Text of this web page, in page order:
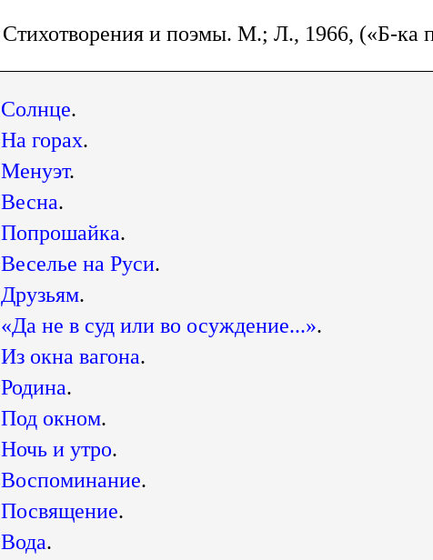
Стихотворения и поэмы. М.; Л., 1966, («Б-ка
Солнце.
На горах.
Менуэт.
Весна.
Попрошайка.
Веселье на Руси.
Друзьям.
«Да не в суд или во осуждение...».
Из окна вагона.
Родина.
Под окном.
Ночь и утро.
Воспоминание.
Посвящение.
Вода.